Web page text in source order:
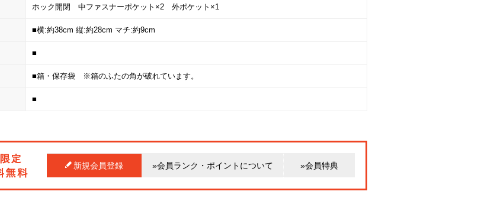
ホック開閉 中ファスナーポケット×2 外ポケット×1
■横:約38cm 縦:約28cm マチ:約9cm
■
■箱・保存袋 ※箱のふたの角が破れています。
■
新規会員登録 »会員ランク・ポイントについて »会員特典